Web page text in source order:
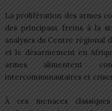
La prolifération des armes
des principaux freins à la
analyses du Centre régional
et le désarmement en
armes alimentent
intercommunautaires et
À ces menaces